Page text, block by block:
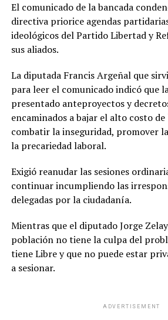
El comunicado de la bancada
directiva priorice agendas
ideológicos del Partido Libertad y
sus aliados.
La diputada Francis Argeñal que
para leer el comunicado indicó que
presentado anteproyectos y
encaminados a bajar el alto costo de
combatir la inseguridad, promover
la precariedad laboral.
Exigió reanudar las sesiones
continuar incumpliendo las
delegadas por la ciudadanía.
Mientras que el diputado Jorge
población no tiene la culpa del
tiene Libre y que no puede estar
a sesionar.
ADVERTISEMENT